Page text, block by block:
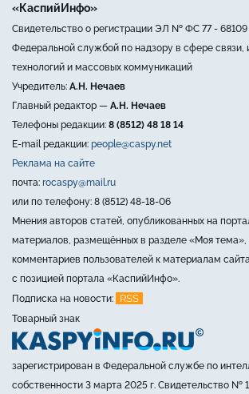
«КаспийИнфо»
Свидетельство о регистрации ЭЛ № ФС 77 - 68109
Федеральной службой по надзору в сфере
технологий и массовых коммуникаций
Учредитель: А.Н. Нечаев
Главный редактор — А.Н. Нечаев
Телефоны редакции: 8 (8512) 48 18 14
E-mail редакции: people@caspy.net
Реклама на сайте
почта: rocaspy@mail.ru
или по телефону: 8 (8512) 48-18-06
Мнения авторов статей, опубликованных на
материалов, размещённых в разделе «Моя тема»,
комментариев пользователей к материалам
с позицией портала «КаспийИнфо».
Подписка на новости:
RSS
Товарный знак
зарегистрирован в Федеральной службе по
собственности 3 марта 2025 г. Свидетельство №